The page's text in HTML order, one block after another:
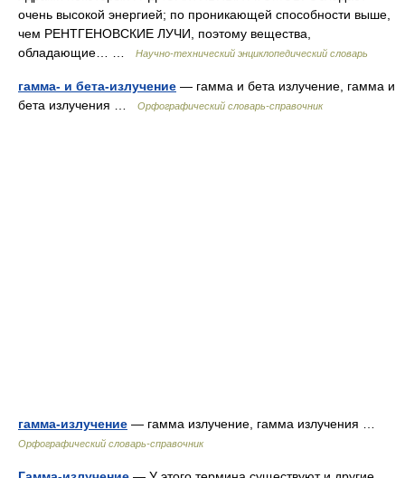
очень высокой энергией; по проникающей способности выше,
чем РЕНТГЕНОВСКИЕ ЛУЧИ, поэтому вещества,
обладающие… …
Научно-технический энциклопедический словарь
гамма- и бета-излучение — гамма и бета излучение, гамма и
бета излучения …
Орфографический словарь-справочник
гамма-излучение — гамма излучение, гамма излучения …
Орфографический словарь-справочник